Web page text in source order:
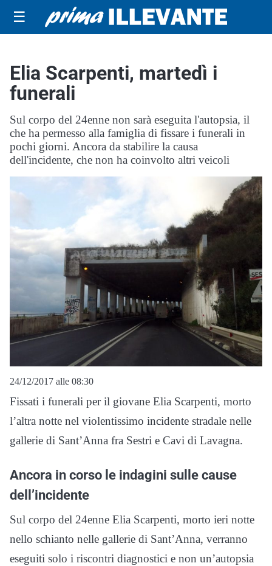
☰
Elia Scarpenti, martedì i
funerali
Sul corpo del 24enne non sarà eseguita l'autopsia, il
che ha permesso alla famiglia di fissare i funerali in
pochi giorni. Ancora da stabilire la causa
dell'incidente, che non ha coinvolto altri veicoli
24/12/2017 alle 08:30
Fissati i funerali per il giovane Elia Scarpenti, morto
l’altra notte nel violentissimo incidente stradale nelle
gallerie di Sant’Anna fra Sestri e Cavi di Lavagna.
Ancora in corso le indagini sulle cause
dell’incidente
Sul corpo del 24enne Elia Scarpenti, morto ieri notte
nello schianto nelle gallerie di Sant’Anna, verranno
eseguiti solo i riscontri diagnostici e non un’autopsia